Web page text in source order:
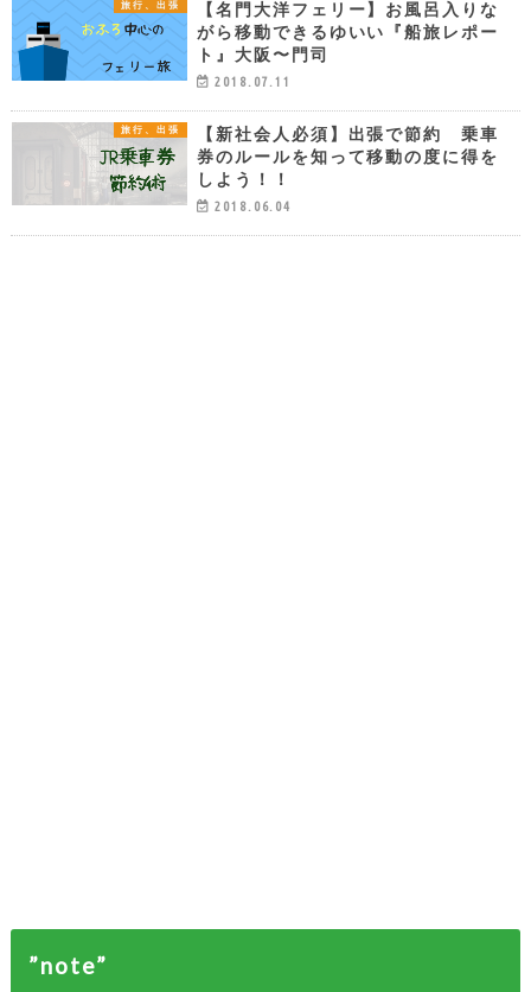
旅行、出張
【名門大洋フェリー】お風呂入りな
がら移動できるゆいい『船旅レポー
ト』大阪〜門司
2018.07.11
旅行、出張
【新社会人必須】出張で節約 乗車
券のルールを知って移動の度に得を
しよう！！
2018.06.04
”note”